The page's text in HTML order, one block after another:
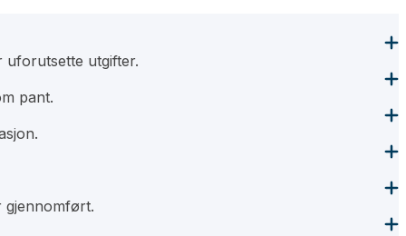
uforutsette utgifter.
pant.
gjennomført.